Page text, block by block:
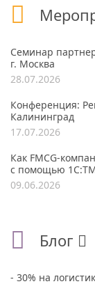
Семинар
г. Москва
28.07.2026
Конференция:
Калининград
17.07.2026
Как FMCG-
с помощью
09.06.2026
Блог
- 30% на